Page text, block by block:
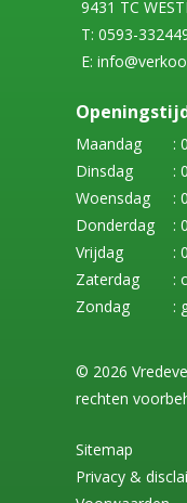
9431 TC
T: 0593-
E:
Maandag
:
Dinsdag
:
Woensdag
:
Donderdag
:
Vrijdag
:
Zaterdag
:
Zondag
:
© 2026
rechten
Sitemap
Privacy &